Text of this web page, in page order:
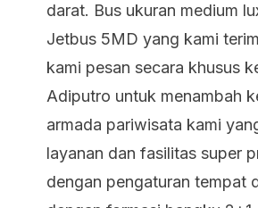
darat. Bus ukuran medium
Jetbus 5MD yang kami
kami pesan secara khusus
Adiputro untuk menambah
armada pariwisata kami
layanan dan fasilitas super
dengan pengaturan tempat